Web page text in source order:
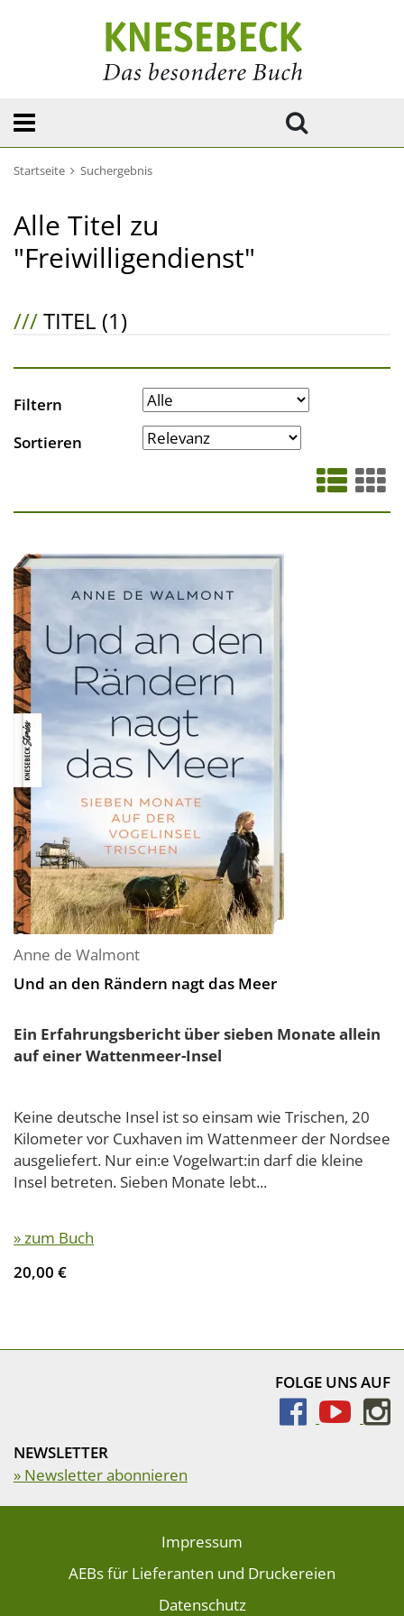
Startseite Suchergebnis
Alle Titel zu
"Freiwilligendienst"
///TITEL (1)
Filtern
Sortieren
Anne de Walmont
Und an den Rändern nagt das Meer
Ein Erfahrungsbericht über sieben Monate allein
auf einer Wattenmeer-Insel
Keine deutsche Insel ist so einsam wie Trischen, 20
Kilometer vor Cuxhaven im Wattenmeer der Nordsee
ausgeliefert. Nur ein:e Vogelwart:in darf die kleine
Insel betreten. Sieben Monate lebt...
» zum Buch
20,00 €
FOLGE UNS AUF
NEWSLETTER
» Newsletter abonnieren
Impressum
AEBs für Lieferanten und Druckereien
Datenschutz